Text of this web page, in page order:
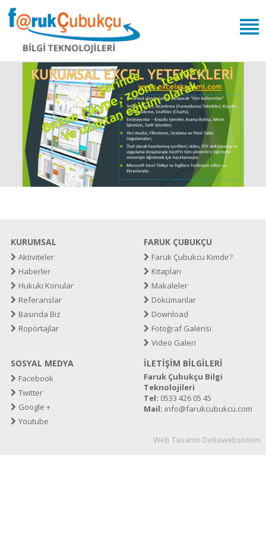
KURUMSAL
Aktiviteler
Haberler
Hukuki Konular
Referanslar
Basında Biz
Ropörtajlar
FARUK ÇUBUKÇU
Faruk Çubukcu Kimdir?
Kitapları
Makaleler
Dökümanlar
Download
Fotoğraf Galerisi
Video Galeri
SOSYAL MEDYA
Facebook
Twitter
Google +
Youtube
İLETİŞİM BİLGİLERİ
Faruk Çubukçu Bilgi
Teknolojileri
Tel: 0533 426 05 45
Mail: info@farukcubukcu.com
Web Tasarım Deltawebsistem